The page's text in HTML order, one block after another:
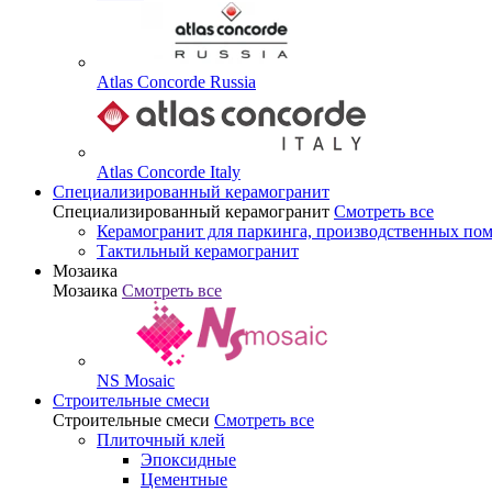
Atlas Concorde Russia
Atlas Concorde Italy
Специализированный керамогранит
Специализированный керамогранит Смотреть все
Керамогранит для паркинга, производственных
Тактильный керамогранит
Мозаика
Мозаика Смотреть все
NS Mosaic
Строительные смеси
Строительные смеси Смотреть все
Плиточный клей
Эпоксидные
Цементные